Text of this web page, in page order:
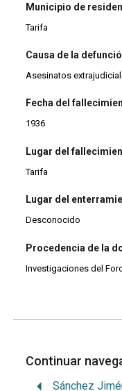
Municipio de
Tarifa
Causa de la
Asesinatos
Fecha del
1936
Lugar del
Tarifa
Lugar del
Desconocido
Procedencia de la
Investigaciones del
Continuar